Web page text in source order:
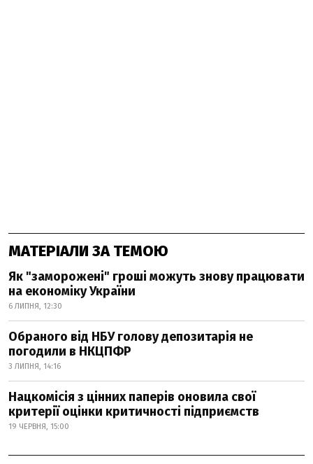
МАТЕРІАЛИ ЗА ТЕМОЮ
Як "заморожені" гроші можуть знову працювати
на економіку України
6 ЛИПНЯ, 12:30
Обраного від НБУ голову депозитарія не
погодили в НКЦПФР
3 ЛИПНЯ, 14:16
Нацкомісія з цінних паперів оновила свої
критерії оцінки критичності підприємств
19 ЧЕРВНЯ, 15:00